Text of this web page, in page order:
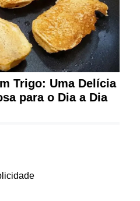
Trigo: Uma Delícia
para o Dia a Dia